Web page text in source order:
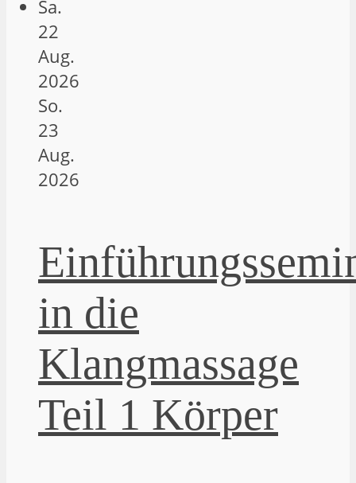
Sa.
22
Aug.
2026
So.
23
Aug.
2026
in die
Klangmassage
Teil 1 Körper